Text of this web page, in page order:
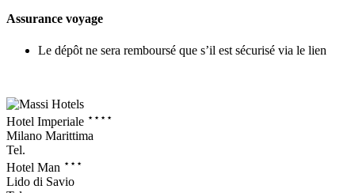
Assurance voyage
Le dépôt ne sera remboursé que s’il est sécurisé via le lien
Hotel Imperiale ⋆⋆⋆⋆
Milano Marittima
Tel.
Hotel Man ⋆⋆⋆
Lido di Savio